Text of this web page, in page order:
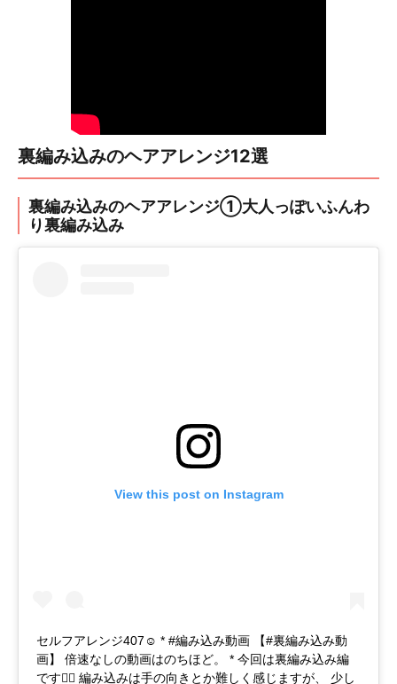
裏編み込みのヘアアレンジ12選
裏編み込みのヘアアレンジ①大人っぽいふんわ
り裏編み込み
View this post on Instagram
セルフアレンジ407☺︎ * #編み込み動画 【#裏編み込み動
画】 倍速なしの動画はのちほど。 * 今回は裏編み込み編
です🙋‍♀️ 編み込みは手の向きとか難しく感じますが、 少し